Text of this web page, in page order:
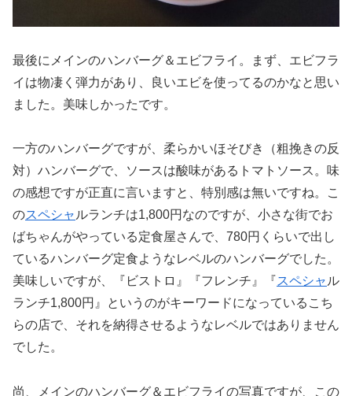
最後にメインのハンバーグ＆エビフライ。まず、エビフラ
イは物凄く弾力があり、良いエビを使ってるのかなと思い
ました。美味しかったです。
一方のハンバーグですが、柔らかいほそびき（粗挽きの反
対）ハンバーグで、ソースは酸味があるトマトソース。味
の感想ですが正直に言いますと、特別感は無いですね。こ
のスペシャ ルランチは1,800円なのですが、小さな街でお
ばちゃんがやっている定食屋さんで、780円くらいで出し
ているハンバーグ定食ようなレベルのハンバーグでした。
美味しいですが、『ビストロ』『フレンチ』『スペシャ ル
ランチ1,800円』というのがキーワードになっているこち
らの店で、それを納得させるようなレベルではありません
でした。
尚、メインのハンバーグ＆エビフライの写真ですが、この